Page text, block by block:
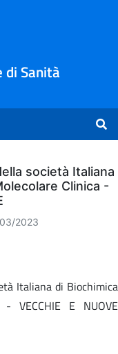
Sanità
società Italiana
Clinica -
2023
Italiana di Biochimica
VECCHIE E NUOVE